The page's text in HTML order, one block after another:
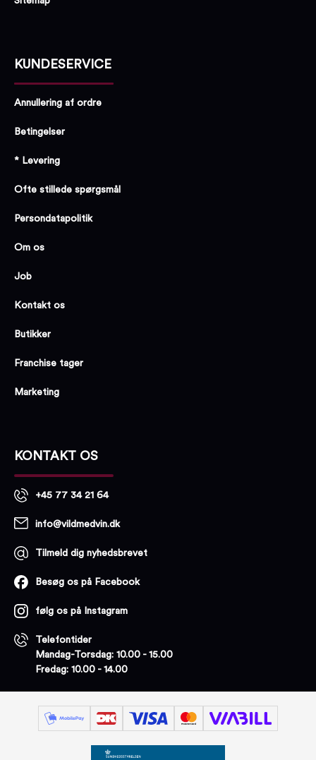
KUNDESERVICE
Annullering af ordre
Betingelser
* Levering
Ofte stillede spørgsmål
Persondatapolitik
Om os
Job
Kontakt os
Butikker
Franchise tager
Marketing
KONTAKT OS
+45 77 34 21 64
info@vildmedvin.dk
Tilmeld dig nyhedsbrevet
Besøg os på Facebook
følg os på Instagram
Telefontider
Mandag-Torsdag: 10.00 - 15.00
Fredag: 10.00 - 14.00